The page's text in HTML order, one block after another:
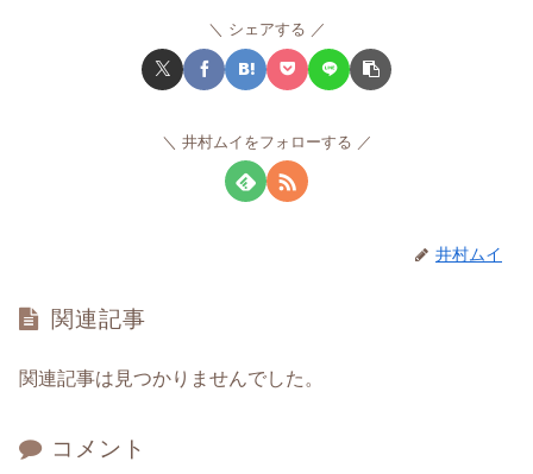
シェアする
井村ムイをフォローする
井村ムイ
関連記事
関連記事は見つかりませんでした。
コメント